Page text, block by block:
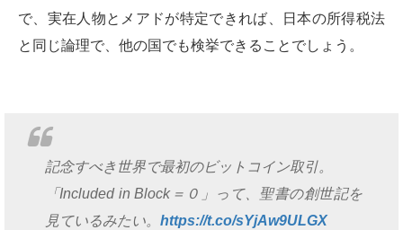
で、実在人物とメアドが特定できれば、日本の所得税法
と同じ論理で、他の国でも検挙できることでしょう。
記念すべき世界で最初のビットコイン取引。
「Included in Block＝０」って、聖書の創世記を
見ているみたい。 https://t.co/sYjAw9ULGX